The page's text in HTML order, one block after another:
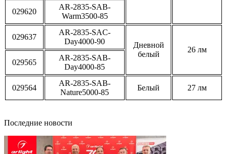
029620
AR-2835-SAB-
Warm3500-85
029637
AR-2835-SAC-
Day4000-90
Дневной
белый
26 лм
029565
AR-2835-SAB-
Day4000-85
029564
AR-2835-SAB-
Nature5000-85
Белый 27 лм
Последние новости